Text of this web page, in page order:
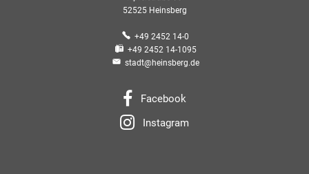
52525 Heinsberg
+49 2452 14-0
+49 2452 14-1095
stadt@heinsberg.de
Facebook
Instagram